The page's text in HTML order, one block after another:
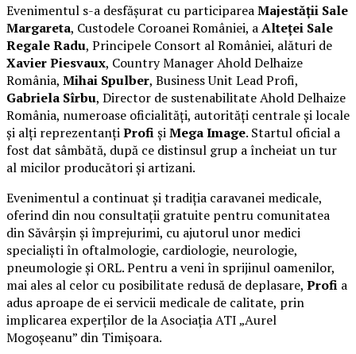
Evenimentul s-a desfășurat cu participareaMajestății Sale
Margareta, Custodele Coroanei României, aAlteței Sale
Regale Radu, Principele Consort al României, alături de
Xavier Piesvaux, Country Manager Ahold Delhaize
România, Mihai Spulber, Business Unit Lead Profi,
Gabriela Sîrbu, Director de sustenabilitate Ahold Delhaize
România, numeroase oficialități, autorități centrale și locale
și alți reprezentanțiProfișiMega Image. Startul oficial a
fost dat sâmbătă, după ce distinsul grup a încheiat un tur
al micilor producători și artizani.
Evenimentul a continuat și tradiția caravanei medicale,
oferind din nou consultații gratuite pentru comunitatea
din Săvârșin și împrejurimi, cu ajutorul unor medici
specialiști în oftalmologie, cardiologie, neurologie,
pneumologie și ORL. Pentru a veni în sprijinul oamenilor,
mai ales al celor cu posibilitate redusă de deplasare, Profi a
adus aproape de ei servicii medicale de calitate, prin
implicarea experților de la Asociația ATI „Aurel
Mogoșeanu” din Timișoara.